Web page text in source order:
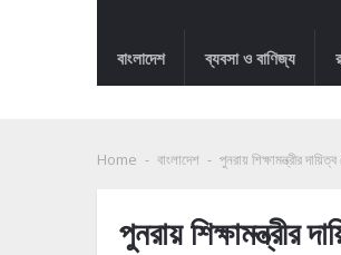
বাংলাদেশ ব্যবসা ও বাণিজ্য
Home - বাংলাদেশ - পুনরায় শিক্ষামন্ত্রীর
পুনরায়